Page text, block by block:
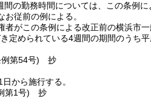
の勤務時間については、この条例
従前の例による。
者がこの条例による改正前の横浜市
定められている4週間の期間のうち
第54号) 抄
から施行する。
第1号) 抄